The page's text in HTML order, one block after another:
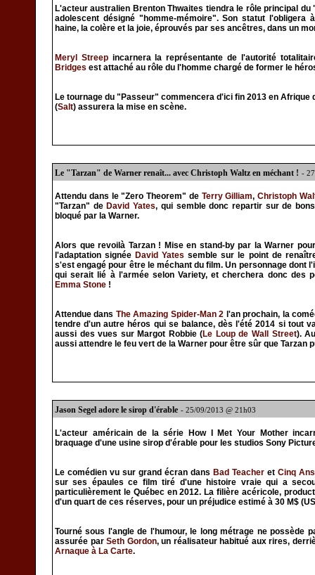
L'acteur australien Brenton Thwaites tiendra le rôle principal
adolescent désigné "homme-mémoire". Son statut l'obligera
haine, la colère et la joie, éprouvés par ses ancêtres, dans un
Meryl Streepincarnera la représentante de l'autorité
Bridges est attaché au rôle du l'homme chargé de former le
Le tournage du "Passeur" commencera d'ici fin 2013 en Afrique
(Salt) assurera la mise en scène.
Le "Tarzan" de Warner renaît... avec Christoph Waltz en méchant ! -
Attendu dans le "Zero Theorem" de Terry Gilliam,Christoph
"Tarzan" de David Yates, qui semble donc repartir sur de
bloqué par la Warner.
Alors que revoilà Tarzan ! Mise en stand-by par la Warner
l'adaptation signée David Yates semble sur le point de
s'est engagé pour être le méchant du film. Un personnage dont
qui serait lié à l'armée selon Variety, et cherchera donc des
Emma Stone !
Attendue dans The Amazing Spider-Man 2 l'an prochain, la
tendre d'un autre héros qui se balance, dès l'été 2014 si tout
aussi des vues sur Margot Robbie (Le Loup de Wall Street).
aussi attendre le feu vert de la Warner pour être sûr que Tarzan
Jason Segel adore le sirop d'érable - 25/09/2013 @ 21h03
L'acteur américain de la série How I Met Your Mother
braquage d'une usine sirop d'érable pour les studios Sony
Le comédien vu sur grand écran dans Bad Teacher et Cinq
sur ses épaules ce film tiré d'une histoire vraie qui a
particulièrement le Québec en 2012. La filière acéricole,
d'un quart de ces réserves, pour un préjudice estimé à 30 M$
Tourné sous l'angle de l'humour, le long métrage ne possède
assurée parSeth Gordon, un réalisateur habitué aux rires,
Arnaque à La Carte.